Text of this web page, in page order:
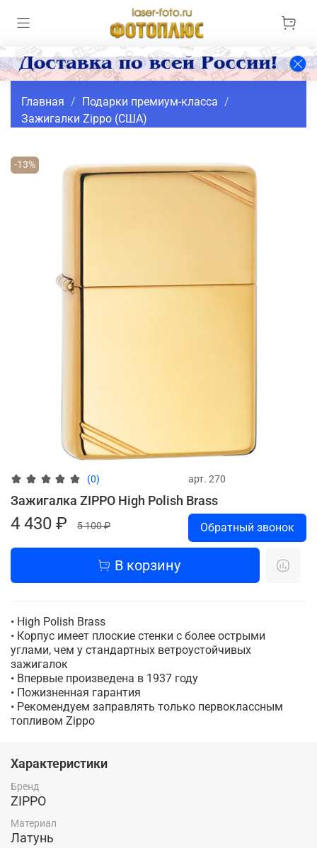
Главная
Подарки премиум-класса
Зажигалки Zippo (США)
-13%
(0) арт. 270
Зажигалка ZIPPO High Polish Brass
4 430 ₽ 5 100 ₽ Обратный звонок
В корзину
• High Polish Brass
• Корпус имеет плоские стенки с более острыми
углами, чем у стандартных ветроустойчивых
зажигалок
• Впервые произведена в 1937 году
• Пожизненная гарантия
• Рекомендуем заправлять только первоклассным
топливом Zippo
Характеристики
Бренд
ZIPPO
Материал
Латунь